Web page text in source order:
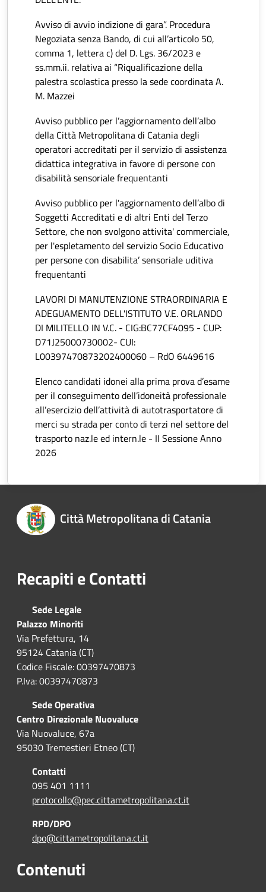
Avviso di avvio indizione di gara”. Procedura
Negoziata senza Bando, di cui all’articolo 50,
comma 1, lettera c) del D. Lgs. 36/2023 e
ss.mm.ii. relativa ai “Riqualificazione della
palestra scolastica presso la sede coordinata A.
M. Mazzei
Avviso pubblico per l’aggiornamento dell’albo
della Città Metropolitana di Catania degli
operatori accreditati per il servizio di assistenza
didattica integrativa in favore di persone con
disabilità sensoriale frequentanti
Avviso pubblico per l'aggiornamento dell’albo di
Soggetti Accreditati e di altri Enti del Terzo
Settore, che non svolgono attivita' commerciale,
per l'espletamento del servizio Socio Educativo
per persone con disabilita’ sensoriale uditiva
frequentanti
LAVORI DI MANUTENZIONE STRAORDINARIA E
ADEGUAMENTO DELL'ISTITUTO V.E. ORLANDO
DI MILITELLO IN V.C. - CIG:BC77CF4095 - CUP:
D71J25000730002- CUI:
L00397470873202400060 – RdO 6449616
Elenco candidati idonei alla prima prova d’esame
per il conseguimento dell’idoneità professionale
all’esercizio dell’attività di autotrasportatore di
merci su strada per conto di terzi nel settore del
trasporto naz.le ed intern.le - II Sessione Anno
2026
Città Metropolitana di Catania
Recapiti e Contatti
Sede Legale
Palazzo Minoriti
Via Prefettura, 14
95124 Catania (CT)
Codice Fiscale: 00397470873
P.Iva: 00397470873
Sede Operativa
Centro Direzionale Nuovaluce
Via Nuovaluce, 67a
95030 Tremestieri Etneo (CT)
Contatti
095 401 1111
protocollo@pec.cittametropolitana.ct.it
RPD/DPO
dpo@cittametropolitana.ct.it
Contenuti